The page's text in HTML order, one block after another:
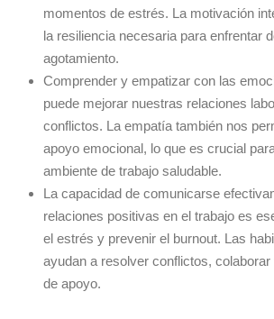
momentos de estrés. La motivación
la resiliencia necesaria para enfrentar
agotamiento.
Comprender y empatizar con las
puede mejorar nuestras relaciones
conflictos. La empatía también nos
apoyo emocional, lo que es crucial
ambiente de trabajo saludable.
La capacidad de comunicarse
relaciones positivas en el trabajo es
el estrés y prevenir el burnout. Las
ayudan a resolver conflictos,
de apoyo.